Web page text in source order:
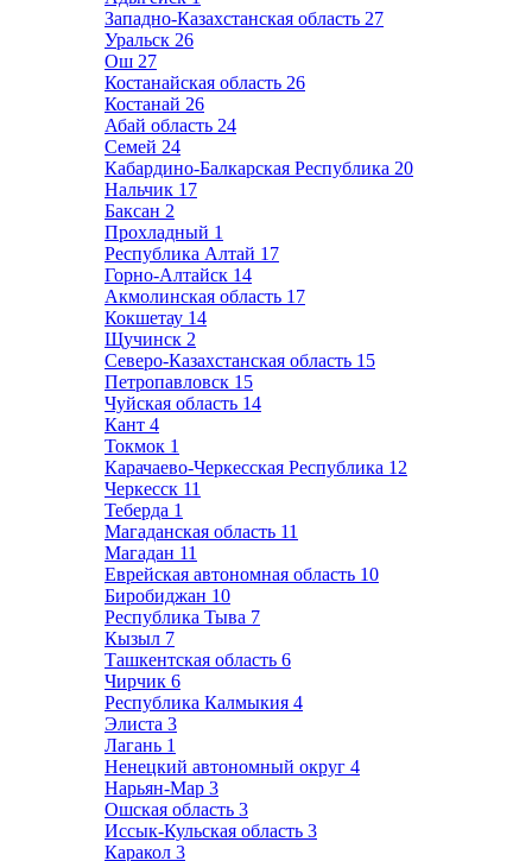
Западно-Казахстанская область 27
Уральск 26
Ош 27
Костанайская область 26
Костанай 26
Абай область 24
Семей 24
Кабардино-Балкарская Республика 20
Нальчик 17
Баксан 2
Прохладный 1
Республика Алтай 17
Горно-Алтайск 14
Акмолинская область 17
Кокшетау 14
Щучинск 2
Северо-Казахстанская область 15
Петропавловск 15
Чуйская область 14
Кант 4
Токмок 1
Карачаево-Черкесская Республика 12
Черкесск 11
Теберда 1
Магаданская область 11
Магадан 11
Еврейская автономная область 10
Биробиджан 10
Республика Тыва 7
Кызыл 7
Ташкентская область 6
Чирчик 6
Республика Калмыкия 4
Элиста 3
Лагань 1
Ненецкий автономный округ 4
Нарьян-Мар 3
Ошская область 3
Иссык-Кульская область 3
Каракол 3